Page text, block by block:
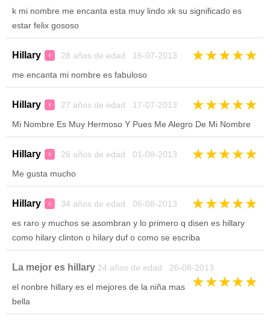
k mi nombre me encanta esta muy lindo xk su significado es
estar felix gososo
Hillary ♀ 28 años de edad 16-07-2013 ★★★★★
me encanta mi nombre es fabuloso
Hillary ♀ 27 años de edad 17-07-2013 ★★★★★
Mi Nombre Es Muy Hermoso Y Pues Me Alegro De Mi Nombre
Hillary ♀ 26 años de edad 01-08-2013 ★★★★★
Me gusta mucho
Hillary ♀ 34 años de edad 06-08-2013 ★★★★★
es raro y muchos se asombran y lo primero q disen es hillary
como hilary clinton o hilary duf o como se escriba
La mejor es hillary 24 años de edad 26-08-2013
★★★★★
el nonbre hillary es el mejores de la niña mas
bella